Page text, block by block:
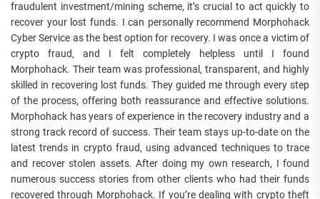
fraudulent investment/mining scheme, it’s crucial to act quickly to
recover your lost funds. I can personally recommend Morphohack
Cyber Service as the best option for recovery. I was once a victim of
crypto fraud, and I felt completely helpless until I found
Morphohack. Their team was professional, transparent, and highly
skilled in recovering lost funds. They guided me through every step
of the process, offering both reassurance and effective solutions.
Morphohack has years of experience in the recovery industry and a
strong track record of success. Their team stays up-to-date on the
latest trends in crypto fraud, using advanced techniques to trace
and recover stolen assets. After doing my own research, I found
numerous success stories from other clients who had their funds
recovered through Morphohack. If you’re dealing with crypto theft